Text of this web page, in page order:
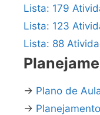
Lista: 179
Lista: 123
Lista: 88
→ Plano de
→